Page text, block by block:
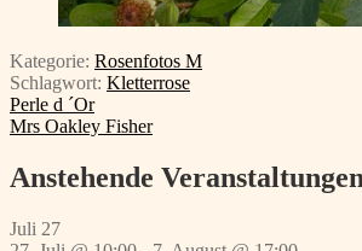
Kategorie: Rosenfotos M
Schlagwort: Kletterrose
Beitragsnavigation
Vorheriger
Beitrag:
Perle d ´Or
Nächster
Mrs Oakley Fisher
Anstehende Veranstaltungen
Juli 27